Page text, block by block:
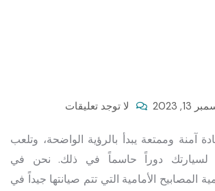
13, 2023 لا توجد تعليقات
آمنة وممتعة يبدأ بالرؤية الواضحة، وتلعب
لسيارتك دوراً حاسماً في ذلك. نحن في
المصابيح الأمامية التي تتم صيانتها جيداً في